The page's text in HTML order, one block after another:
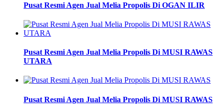
Pusat Resmi Agen Jual Melia Propolis Di OGAN ILIR
Pusat Resmi Agen Jual Melia Propolis Di MUSI RAWAS
UTARA
Pusat Resmi Agen Jual Melia Propolis Di MUSI RAWAS